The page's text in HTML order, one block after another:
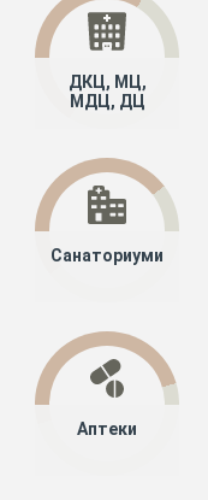
ДКЦ, МЦ,
МДЦ, ДЦ
Санаториуми
Аптеки